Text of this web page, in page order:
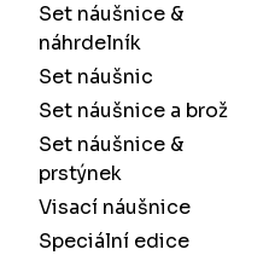
Set náušnice &
náhrdelník
Set náušnic
Set náušnice a brož
Set náušnice &
prstýnek
Visací náušnice
Speciální edice